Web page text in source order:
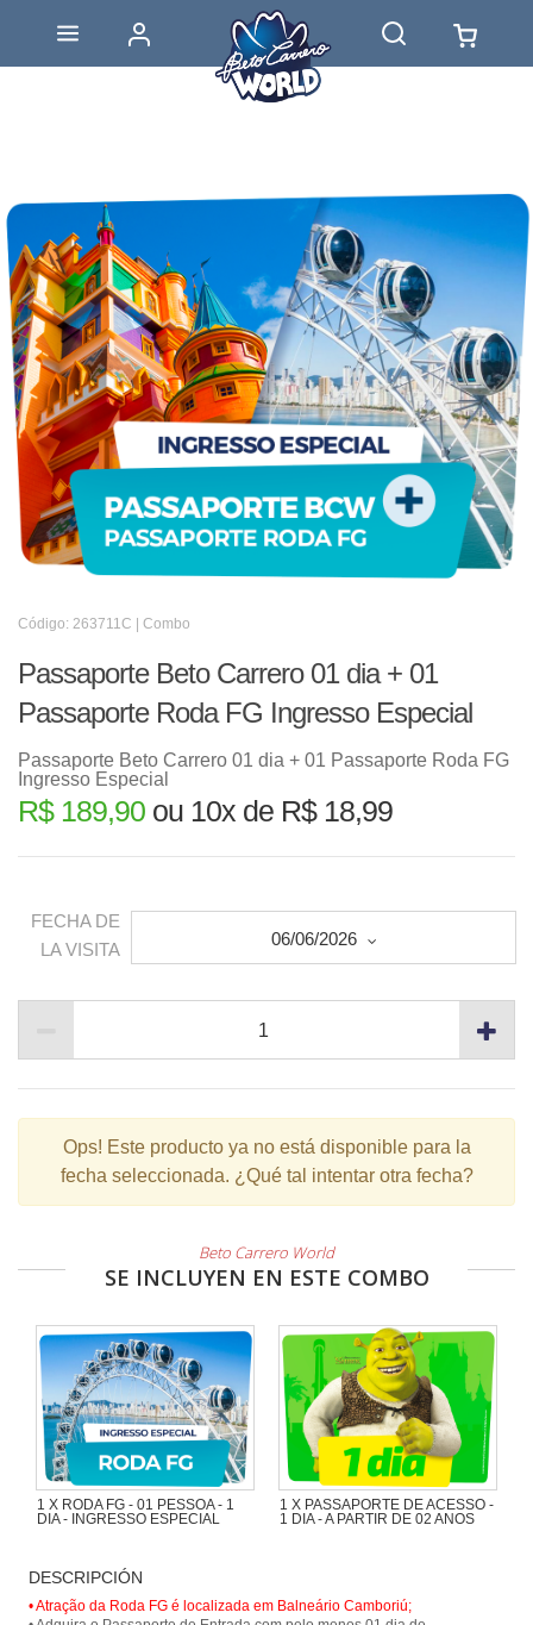
Código: 263711C | Combo
Passaporte Beto Carrero 01 dia + 01
Passaporte Roda FG Ingresso Especial
Passaporte Beto Carrero 01 dia + 01 Passaporte Roda FG
Ingresso Especial
R$ 189,90 ou 10x de R$ 18,99
FECHA DE
LA VISITA
06/06/2026
Ops! Este producto ya no está disponible para la
fecha seleccionada. ¿Qué tal intentar otra fecha?
Beto Carrero World
SE INCLUYEN EN ESTE COMBO
1 X RODA FG - 01 PESSOA - 1
DIA - INGRESSO ESPECIAL
1 X PASSAPORTE DE ACESSO -
1 DIA - A PARTIR DE 02 ANOS
DESCRIPCIÓN
• Atração da Roda FG é localizada em Balneário Camboriú;